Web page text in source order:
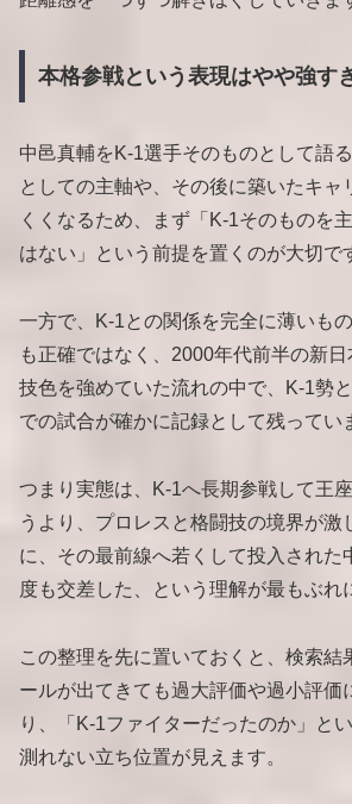
本格参戦という表現はやや強す
中邑真輔をK-1選手そのものとして語
としての主軸や、その後に築いたキャ
くくなるため、まず「K-1そのものを
はない」という前提を置くのが大切で
一方で、K-1との関係を完全に薄いも
も正確ではなく、2000年代前半の新
技色を強めていた流れの中で、K-1勢
での試合が確かに記録として残ってい
つまり実態は、K-1へ長期参戦して王
うより、プロレスと格闘技の境界が激
に、その最前線へ若くして投入された
度も交差した、という理解が最もぶれ
この整理を先に置いておくと、検索結
ールが出てきても過大評価や過小評価
り、「K-1ファイターだったのか」と
測れない立ち位置が見えます。